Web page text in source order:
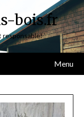
bois.fr
responsable!
Menu